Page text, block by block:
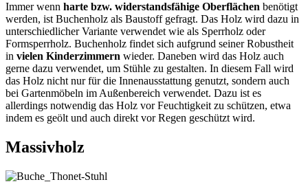
Immer wenn harte bzw. widerstandsfähige Oberflächen benötigt
werden, ist Buchenholz als Baustoff gefragt. Das Holz wird dazu in
unterschiedlicher Variante verwendet wie als Sperrholz oder
Formsperrholz. Buchenholz findet sich aufgrund seiner Robustheit
in vielen Kinderzimmern wieder. Daneben wird das Holz auch
gerne dazu verwendet, um Stühle zu gestalten. In diesem Fall wird
das Holz nicht nur für die Innenausstattung genutzt, sondern auch
bei Gartenmöbeln im Außenbereich verwendet. Dazu ist es
allerdings notwendig das Holz vor Feuchtigkeit zu schützen, etwa
indem es geölt und auch direkt vor Regen geschützt wird.
Massivholz